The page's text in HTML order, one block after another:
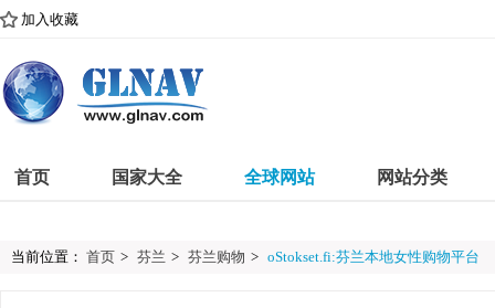
加入收藏
首页 国家大全 全球网站 网站分类
当前位置： 首页 > 芬兰 > 芬兰购物 > oStokset.fi:芬兰本地女性购物平台